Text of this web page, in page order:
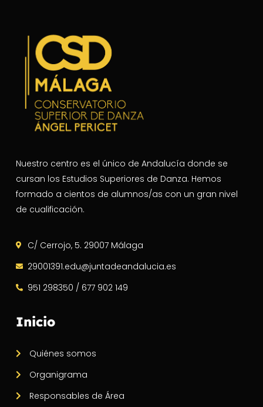
Nuestro centro es el único de Andalucía donde se
cursan los Estudios Superiores de Danza. Hemos
formado a cientos de alumnos/as con un gran nivel
de cualificación.
C/ Cerrojo, 5. 29007 Málaga
29001391.edu@juntadeandalucia.es
951 298350 / 677 902 149
Inicio
Quiénes somos
Organigrama
Responsables de Área